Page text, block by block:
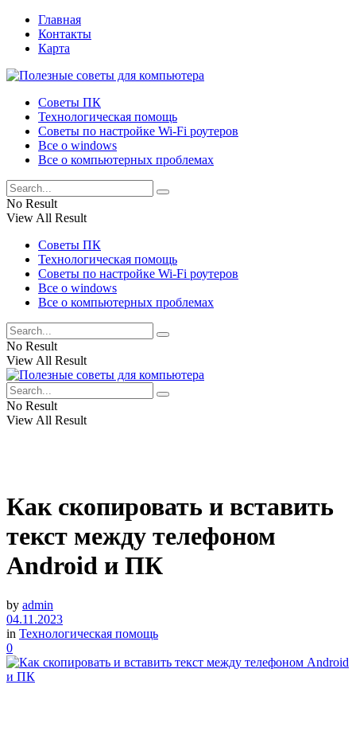
Главная
Контакты
Карта
Советы ПК
Технологическая помощь
Советы по настройке Wi-Fi роутеров
Все о windows
Все о компьютерных проблемах
No Result
View All Result
Советы ПК
Технологическая помощь
Советы по настройке Wi-Fi роутеров
Все о windows
Все о компьютерных проблемах
No Result
View All Result
No Result
View All Result
Как скопировать и вставить
текст между телефоном
Android и ПК
by admin
04.11.2023
in Технологическая помощь
0